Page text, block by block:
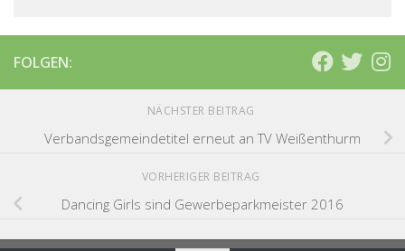
FOLGEN:
NÄCHSTER BEITRAG
Verbandsgemeindetitel erneut an TV Weißenthurm
VORHERIGER BEITRAG
Dancing Girls sind Gewerbeparkmeister 2016